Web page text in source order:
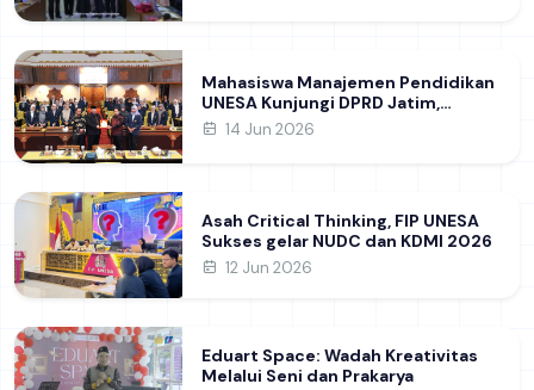
Ilmiah Internasional dukung SDG 4
Mahasiswa Manajemen Pendidikan
UNESA Kunjungi DPRD Jatim,
Perdalam Pemahaman Kebijakan
14 Jun 2026
Asah Critical Thinking, FIP UNESA
Sukses gelar NUDC dan KDMI 2026
12 Jun 2026
Eduart Space: Wadah Kreativitas
Melalui Seni dan Prakarya